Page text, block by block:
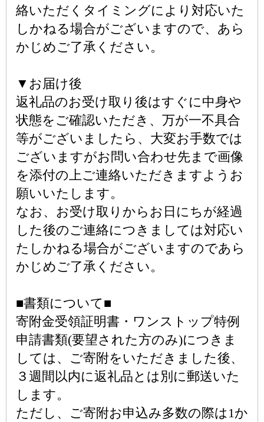
絡いただくタイミングにより対応いた
しかねる場合がございますので、あら
かじめご了承ください。
▼お届け後
返礼品のお受け取り後はすぐに中身や
状態をご確認いただき、万が一不具合
等がございましたら、大変お手数では
ございますがお問い合わせ先まで画像
を添付の上ご連絡いただきますようお
願いいたします。
なお、お受け取りからお日にちが経過
した後のご連絡につきましては対応い
たしかねる場合がございますのであら
かじめご了承ください。
■書類について■
寄附金受領証明書・ワンストップ特例
申請書類(要望された方のみ)につきま
しては、ご寄附をいただきました後、
３週間以内に返礼品とは別に郵送いた
します。
ただし、ご寄附お申込み多数の際は1か